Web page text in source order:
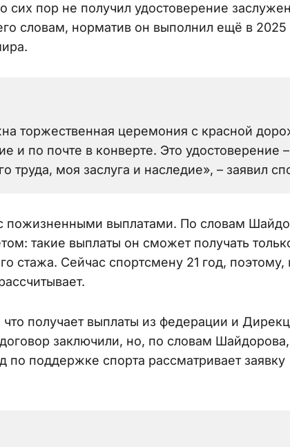
пор не получил удостоверение
словам, норматив он выполнил ещё в 2025
торжественная церемония с красной
и по почте в конверте. Это удостоверение –
труда, моя заслуга и наследие», – заявил
пожизненными выплатами. По словам
такие выплаты он сможет получать
стажа. Сейчас спортсмену 21 год, поэтому,
получает выплаты из федерации и
заключили, но, по словам
по поддержке спорта рассматривает заявку